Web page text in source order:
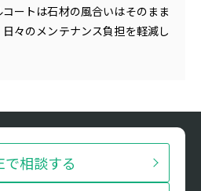
ートは石材の風合いはそのまま
々のメンテナンス負担を軽減し
で相談する